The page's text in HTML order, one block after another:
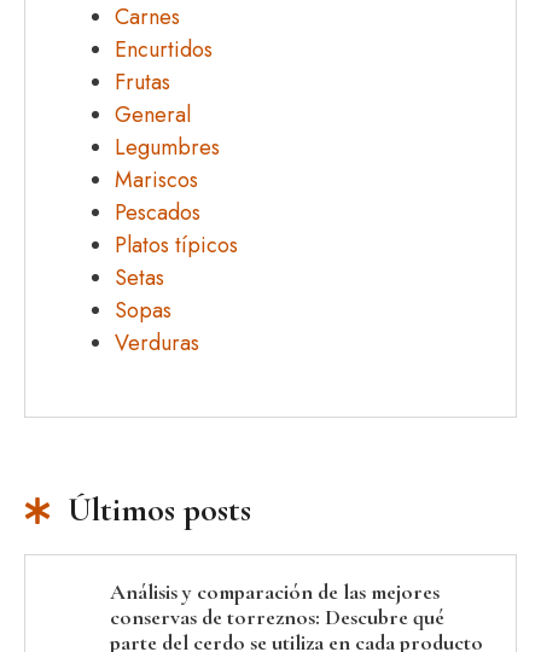
Carnes
Encurtidos
Frutas
General
Legumbres
Mariscos
Pescados
Platos típicos
Setas
Sopas
Verduras
Últimos posts
Análisis y comparación de las mejores
conservas de torreznos: Descubre qué
parte del cerdo se utiliza en cada producto